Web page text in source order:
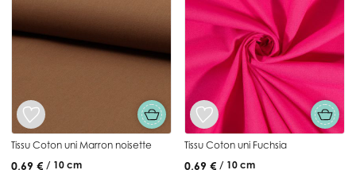
Tissu Coton uni Marron noisette
0,69 € / 10 cm
Tissu Coton uni Fuchsia
0,69 € / 10 cm